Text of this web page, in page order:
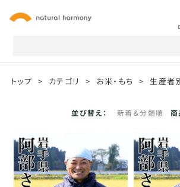
トップ > カテゴリ > お米・もち > 生産者
並び替え： 新着＆分類順 商